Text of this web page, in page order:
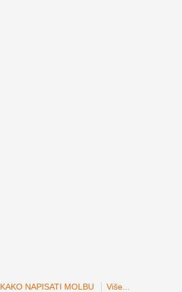
KAKO NAPISATI MOLBU Više...